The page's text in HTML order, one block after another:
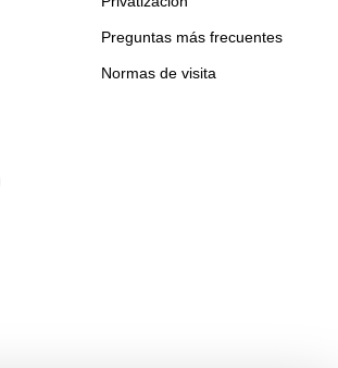
Preguntas más frecuentes
Normas de visita